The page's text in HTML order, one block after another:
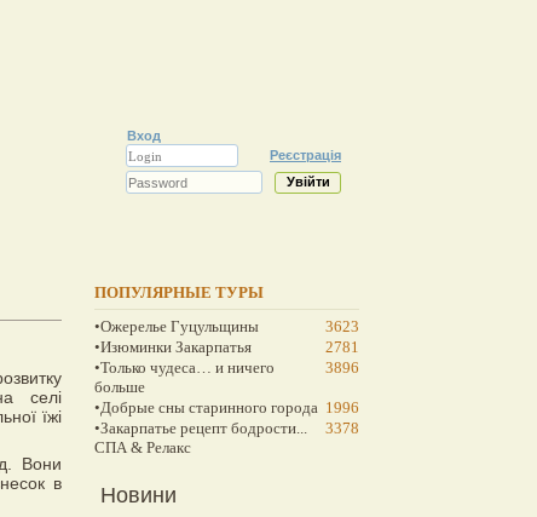
Вход
Реєстрація
селі
їжі
Вони
в
ПОПУЛЯРНЫЕ ТУРЫ
•Ожерелье Гуцульщины
3623
•Изюминки Закарпатья
2781
•Только чудеса… и ничего
больше
3896
•Добрые сны старинного города 1996
•Закарпатье рецепт бодрости...
СПА & Релакс
3378
Новини